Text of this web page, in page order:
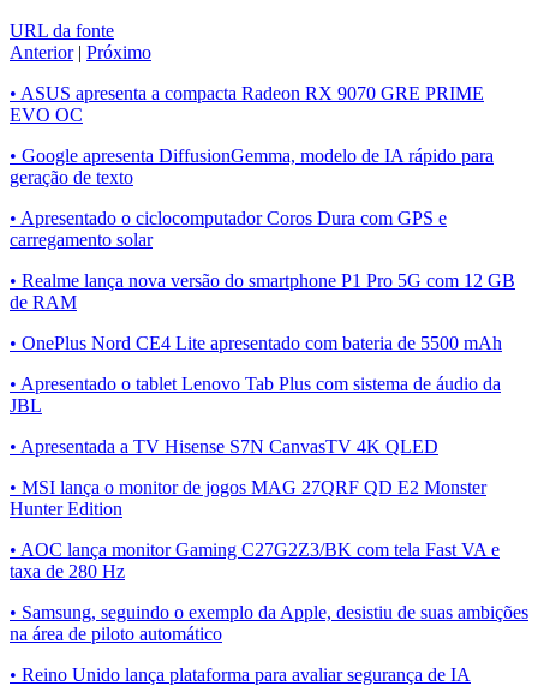
URL da fonte
Anterior| Próximo
• ASUS apresenta a compacta Radeon RX 9070 GRE PRIME
EVO OC
• Google apresenta DiffusionGemma, modelo de IA rápido para
geração de texto
• Apresentado o ciclocomputador Coros Dura com GPS e
carregamento solar
• Realme lança nova versão do smartphone P1 Pro 5G com 12 GB
de RAM
• OnePlus Nord CE4 Lite apresentado com bateria de 5500 mAh
• Apresentado o tablet Lenovo Tab Plus com sistema de áudio da
JBL
• Apresentada a TV Hisense S7N CanvasTV 4K QLED
• MSI lança o monitor de jogos MAG 27QRF QD E2 Monster
Hunter Edition
• AOC lança monitor Gaming C27G2Z3/BK com tela Fast VA e
taxa de 280 Hz
• Samsung, seguindo o exemplo da Apple, desistiu de suas ambições
na área de piloto automático
• Reino Unido lança plataforma para avaliar segurança de IA